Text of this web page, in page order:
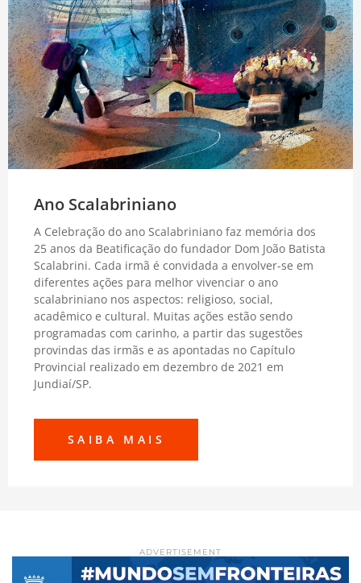
Ano Scalabriniano
A Celebração do ano Scalabriniano faz memória dos
25 anos da Beatificação do fundador Dom João Batista
Scalabrini. Cada irmã é convidada a envolver-se em
diferentes ações para melhor vivenciar o ano
scalabriniano nos aspectos: religioso, social,
acadêmico e cultural. Muitas ações estão sendo
programadas com carinho, a partir das sugestões
provindas das irmãs e as apontadas no Capítulo
Provincial realizado em dezembro de 2021 em
Jundiaí/SP.
SAIBA MAIS
ADVERTISEMENT